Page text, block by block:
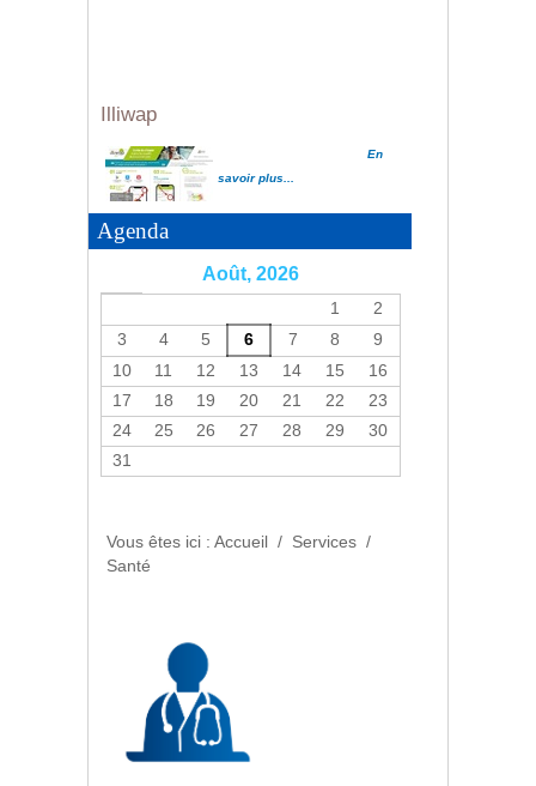
Informations utiles tour de
En savoir plus...
Agenda
Août, 2026
1
2
3
4 5 6 7 8
9
10
11 12 13 14 15
16
17
18 19 20 21 22
23
24
25 26 27 28 29
30
31
Vous êtes ici : Accueil / Services /
Santé